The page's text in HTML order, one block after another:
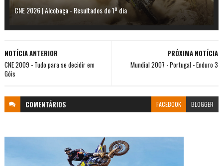
CNE 2026 | Alcobaça - Resultados do 1º dia
PRÓXIMA NOTÍCIA
Mundial 2007 - Portugal - Enduro 3
NOTÍCIA ANTERIOR
CNE 2009 - Tudo para se decidir em
Góis
COMENTÁRIOS FACEBOOK BLOGGER